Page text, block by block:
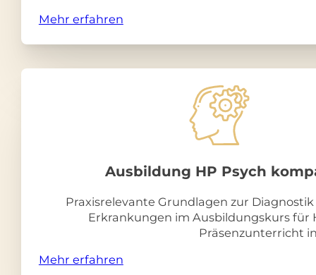
Mehr erfahren
Ausbildung HP Psych
Praxisrelevante Grundlagen zur
Erkrankungen im Ausbildungskurs für
Präsenzunterricht
Mehr erfahren